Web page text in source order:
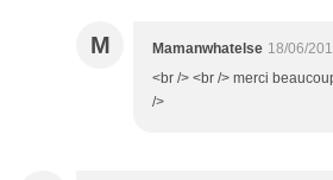
M Mamanwhatelse 18/06/
<br /> <br /> merci
/>